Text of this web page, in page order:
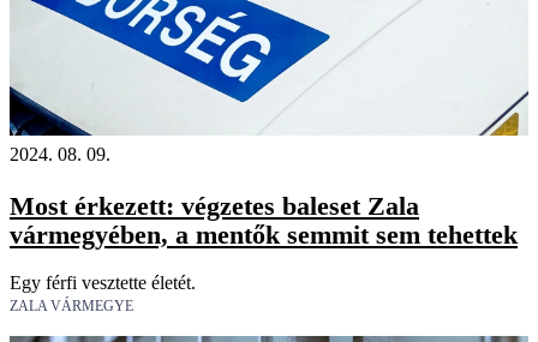
2024. 08. 09.
Most érkezett: végzetes baleset Zala
vármegyében, a mentők semmit sem tehettek
Egy férfi vesztette életét.
ZALA VÁRMEGYE